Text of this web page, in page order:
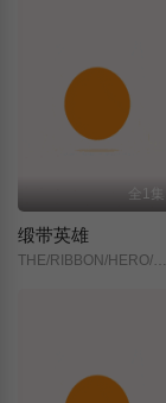
全1集
缎带英雄